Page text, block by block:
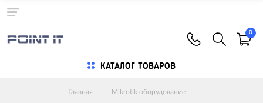
0
КАТАЛОГ ТОВАРОВ
Главная Mikrotik оборудование